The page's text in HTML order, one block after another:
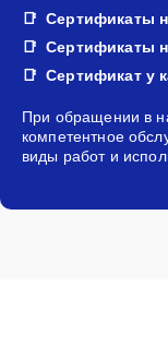
Сертификаты
Сертификаты
Сертификат у
При обращении в
компетентное
виды работ и